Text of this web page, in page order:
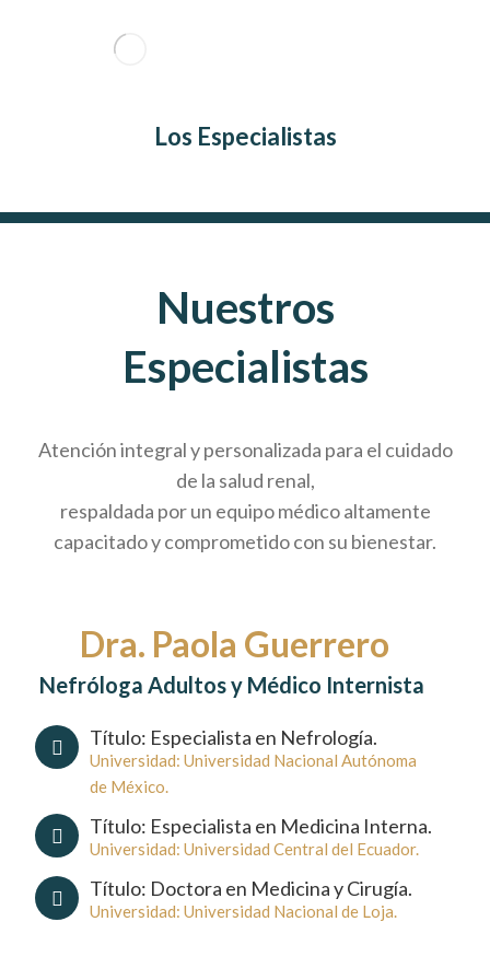
Los Especialistas
Nuestros
Especialistas
Atención integral y personalizada para el cuidado
de la salud renal,
respaldada por un equipo médico altamente
capacitado y comprometido con su bienestar.
Dra. Paola Guerrero
Nefróloga Adultos y Médico Internista
Título: Especialista en Nefrología.
Universidad: Universidad Nacional Autónoma
de México.
Título: Especialista en Medicina Interna.
Universidad: Universidad Central del Ecuador.
Título: Doctora en Medicina y Cirugía.
Universidad: Universidad Nacional de Loja.